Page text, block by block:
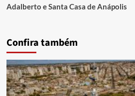
Adalberto e Santa Casa de Anápolis
Confira também